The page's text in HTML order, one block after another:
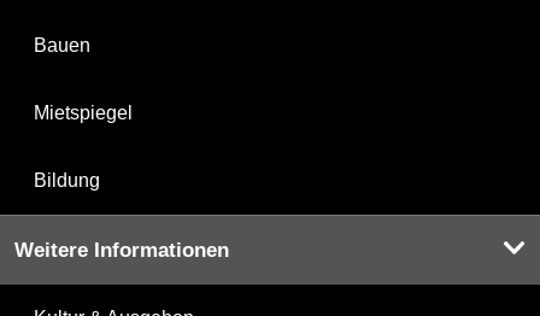
Bauen
Mietspiegel
Bildung
Weitere Informationen